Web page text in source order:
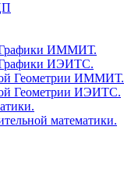
Графики ИММИТ.
ИЭИТС.
Геометрии ИММИТ.
Геометрии ИЭИТС.
математики.